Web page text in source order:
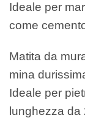
Ideale per
come
Matita da
mina
Ideale per
lunghezza da